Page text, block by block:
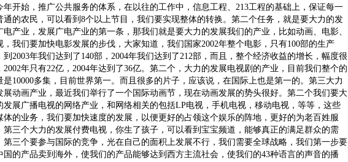
年开始，推广公共服务的体系，在以往的工作中，信息工程、213工程的基础上，保证每一
通的农民，可以看到8个以上节目，我们要实现整体的转换。第二个任务，就是要大力的发
电产业，发展广电产业的第一条，那我们就是要大力的发展我们的产业，比如动画、电影、
，我们要加快电影发展的步伐，大家知道，我们国家2002年整个电影，只有100部的生产
到2003年我们达到了140部，2004年我们达到了212部，而且，整个经济收益的增长，幅度很
2002年只有22亿，2004年达到了36亿。第二个，大力的发展电视剧的产业，目前我们整个的
是10000多集，目前世界第一。而且很多的片子，应该说，在国际上也是第一的。第三大力
展动画产业，最近我们举行了一个国际动画节，现在动画发展的势头很好。第二个我们要大
发展广播电视的网络产业，和网络相关的包括LP电视，手机电视，移动电视，等等，这些
体的业务，我们要加快速度的发展，以便更好的占领这个娱乐的阵地，更好的为老百姓服
第三个大力的发展付费电视，你生了孩子，可以看到宝宝频道，能够真正的满足群众的需
第三个要参与国际的竞争，光在自己的面积上发展不行，我们需要全球战略，我们第一步要
国的产品卖到海外，使我们的产品能够达到西方主流社会，使我们的43种语言的声音的播